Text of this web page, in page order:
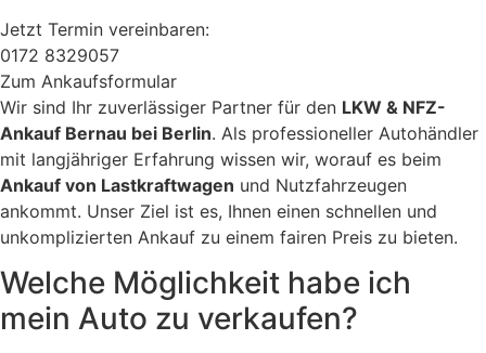
Jetzt Termin vereinbaren:
0172 8329057
Zum Ankaufsformular
Wir sind Ihr zuverlässiger Partner für den LKW & NFZ-
Ankauf Bernau bei Berlin. Als professioneller Autohändler
mit langjähriger Erfahrung wissen wir, worauf es beim
Ankauf von Lastkraftwagen und Nutzfahrzeugen
ankommt. Unser Ziel ist es, Ihnen einen schnellen und
unkomplizierten Ankauf zu einem fairen Preis zu bieten.
Welche Möglichkeit habe ich
mein Auto zu verkaufen?